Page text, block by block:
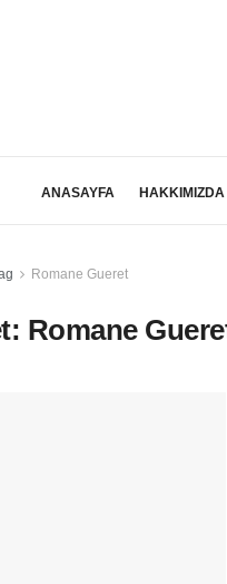
ANASAYFA HAKKIMIZDA
Romane Gueret
Romane